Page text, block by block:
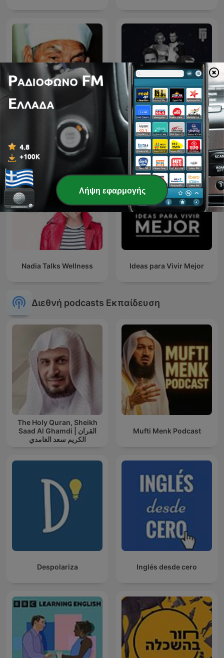
الشيخ الشعراوي Životy slavných
Nadia Talks Wellness Ideas para Vivir Mejor
Διεθνή podcasts Εκπαίδευση
The Holy Quran, Sheikh
Saad Al Ghamdi | القران
الكريم سعد الغامدي
Mufti Menk Podcast
Despolariza Inglés desde cero
Λήψη εφαρμογής